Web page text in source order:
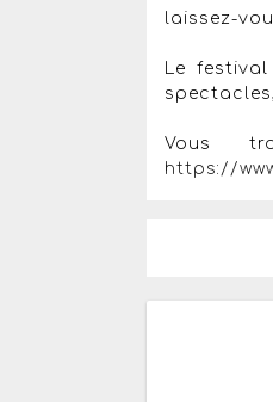
laissez-
Le
Vous
https://